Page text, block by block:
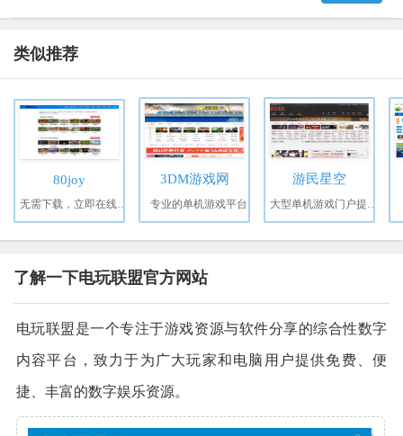
类似推荐
80joy 3DM游戏网
专业的单机游戏平台
游民星空
了解一下电玩联盟官方网站
电玩联盟是一个专注于游戏资源与软件分享的综合性数字
内容平台，致力于为广大玩家和电脑用户提供免费、便
捷、丰富的数字娱乐资源。